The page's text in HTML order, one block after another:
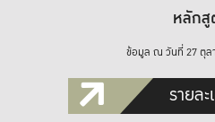
หลักสู
ข้อมูล ณ วันที่ 27 ตุล
รายล